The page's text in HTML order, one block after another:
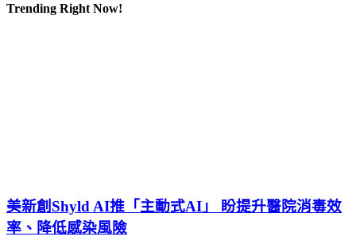
Trending Right Now!
美新創Shyld AI推「主動式AI」 盼提升醫院消毒效
率、降低感染風險